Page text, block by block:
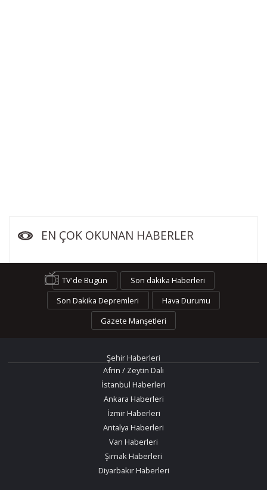
EN ÇOK OKUNAN HABERLER
TV'de Bugün
Son dakika Haberleri
Son Dakika Depremleri
Hava Durumu
Gazete Manşetleri
Şehir Haberleri
Afrin / Zeytin Dalı
İstanbul Haberleri
Ankara Haberleri
İzmir Haberleri
Antalya Haberleri
Van Haberleri
Şırnak Haberleri
Diyarbakır Haberleri